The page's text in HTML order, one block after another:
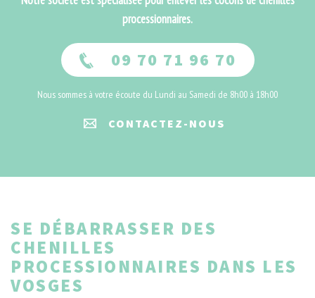
processionnaires.
09 70 71 96 70
Nous sommes à votre écoute du Lundi au Samedi de 8h00 à 18h00
CONTACTEZ-NOUS
SE DÉBARRASSER DES
CHENILLES
PROCESSIONNAIRES DANS LES
VOSGES